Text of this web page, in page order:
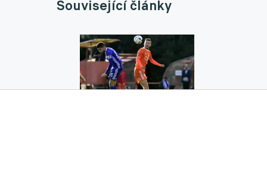
Související články